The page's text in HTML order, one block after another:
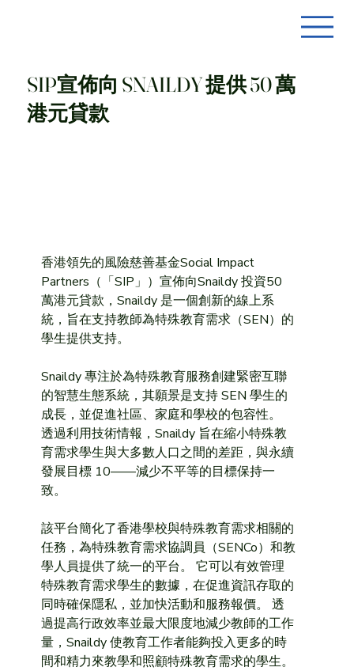
SIP宣佈向 SNAILDY 提供 50 萬
港元貸款
香港領先的風險慈善基金Social Impact
Partners（「SIP」）宣佈向Snaildy 投資50
萬港元貸款，Snaildy 是一個創新的線上系
統，旨在支持教師為特殊教育需求（SEN）的
學生提供支持。
Snaildy 專注於為特殊教育服務創建緊密互聯
的智慧生態系統，其願景是支持 SEN 學生的
成長，並促進社區、家庭和學校的包容性。
透過利用技術情報，Snaildy 旨在縮小特殊教
育需求學生與大多數人口之間的差距，與永續
發展目標 10——減少不平等的目標保持一
致。
該平台簡化了香港學校與特殊教育需求相關的
任務，為特殊教育需求協調員（SENCo）和教
學人員提供了統一的平台。 它可以有效管理
特殊教育需求學生的數據，在促進資訊存取的
同時確保隱私，並加快活動和服務報價。 透
過提高行政效率並最大限度地減少教師的工作
量，Snaildy 使教育工作者能夠投入更多的時
間和精力來教學和照顧特殊教育需求的學生。